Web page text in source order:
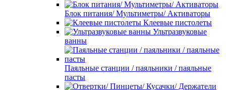
Блок питания/ Мультиметры/ Активаторы
Клеевые пистолеты
Ультразвуковые
ванны
Паяльные станции / паяльники / паяльные
пасты